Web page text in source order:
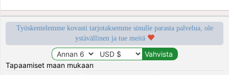
Työskentelemme kovasti tarjotaksemme sinulle parasta palvelua, ole
ystävällinen ja tue meitä
Tapaamiset maan mukaan